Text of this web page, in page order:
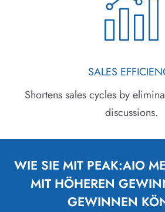
SALES
Shortens sales cycles by
discussions.
WIE SIE MIT PEAK:AIO
MIT HÖHEREN
GEWINNEN